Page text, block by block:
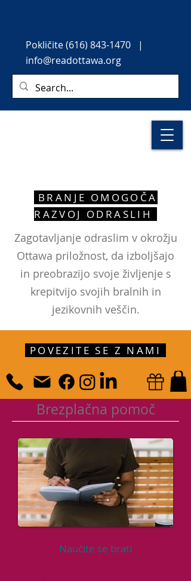
Pokličite(616) 843-1470 |
info@readottawa.org
BRANJE OMOGOČA
RAZVOJ ODRASLIH
Zagotavljanje odraslim v okrožju
Ottawa priložnost, da izboljšajo
in preobrazijo svoje življenje s
krepitvijo svojih bralnih in
jezikovnih veščin.
Brezplačna pomoč
Naučite se brati
POVEZITE SE Z NAMI